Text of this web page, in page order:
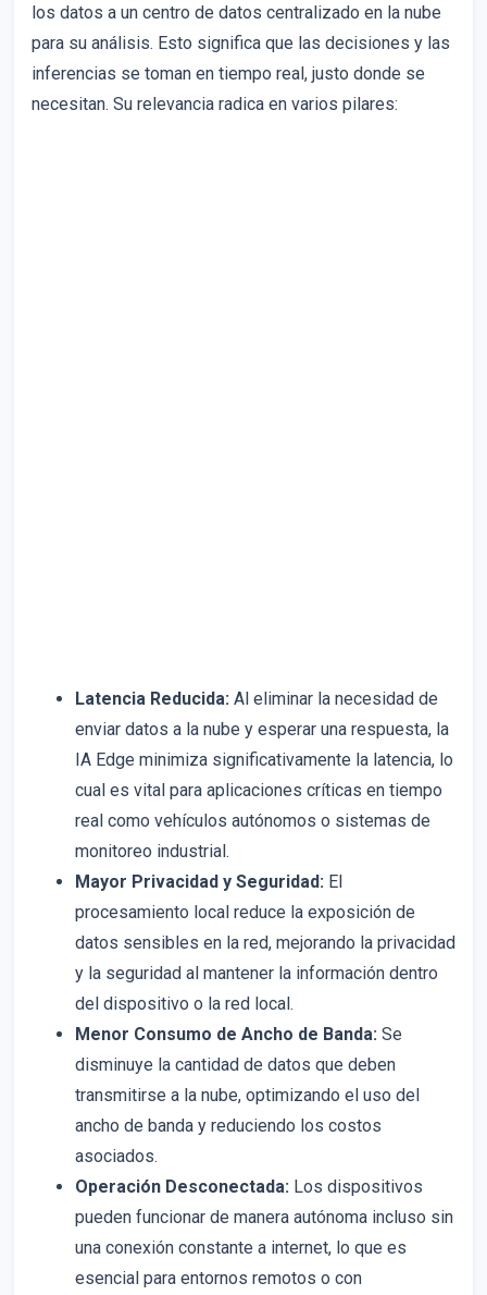
los datos a un centro de datos centralizado en la nube
para su análisis. Esto significa que las decisiones y las
inferencias se toman en tiempo real, justo donde se
necesitan. Su relevancia radica en varios pilares:
Latencia Reducida: Al eliminar la necesidad de
enviar datos a la nube y esperar una respuesta, la
IA Edge minimiza significativamente la latencia, lo
cual es vital para aplicaciones críticas en tiempo
real como vehículos autónomos o sistemas de
monitoreo industrial.
Mayor Privacidad y Seguridad: El
procesamiento local reduce la exposición de
datos sensibles en la red, mejorando la privacidad
y la seguridad al mantener la información dentro
del dispositivo o la red local.
Menor Consumo de Ancho de Banda: Se
disminuye la cantidad de datos que deben
transmitirse a la nube, optimizando el uso del
ancho de banda y reduciendo los costos
asociados.
Operación Desconectada: Los dispositivos
pueden funcionar de manera autónoma incluso sin
una conexión constante a internet, lo que es
esencial para entornos remotos o con